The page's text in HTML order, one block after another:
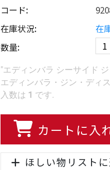
コード:
在庫状況:
在
数量:
"エディンバラ シーサイド
エディンバラ・ジン・ディ
入数は 1 です.
カートに入
ほしい物リスト